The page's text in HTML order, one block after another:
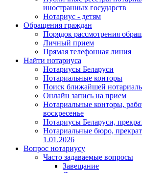
иностранных государств
Нотариус - детям
Обращения граждан
Порядок рассмотрения
Личный прием
Прямая телефонная линия
Найти нотариуса
Нотариусы Беларуси
Нотариальные конторы
Поиск ближайшей
Онлайн запись на прием
Нотариальные конторы,
воскресенье
Нотариусы Беларуси,
Нотариальные бюро,
1.01.2026
Вопрос нотариусу
Часто задаваемые вопросы
Завещание